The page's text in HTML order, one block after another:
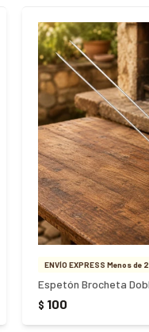
ENVÍO EXPRESS Menos de
Espetón Brocheta
$ 100